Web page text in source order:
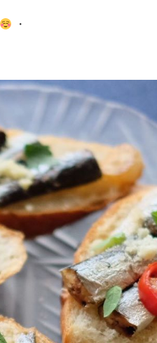
・